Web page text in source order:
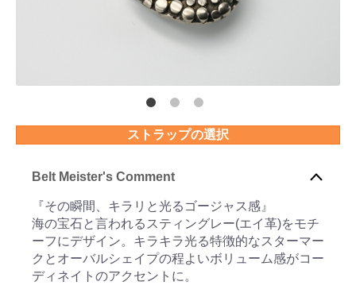
ストラップの選択
Belt Meister's Comment
『その瞬間、キラリと光るゴージャス感』
海の宝石と言われるスティングレー(エイ革)をモチ
ーフにデザイン。キラキラ光る特徴的なスターマー
クとオーバルシェイプの程よいボリューム感がコー
ディネイトのアクセントに。